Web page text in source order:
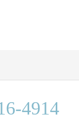
4914